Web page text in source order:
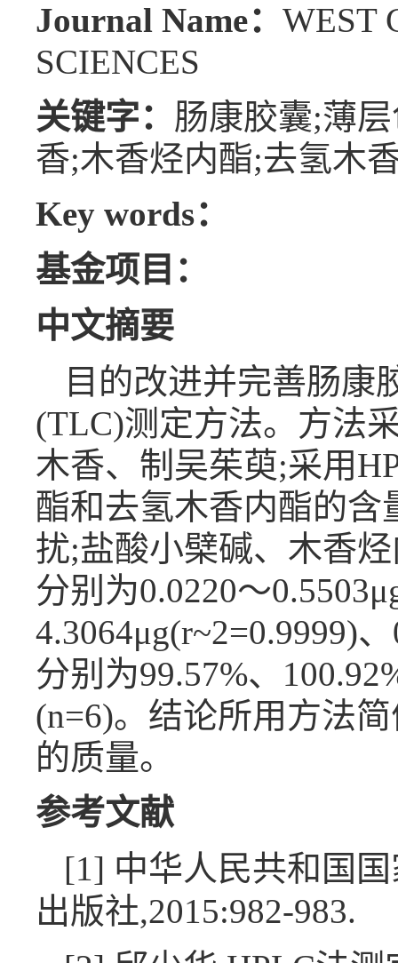
Journal Name： WEST
SCIENCES
关键字： 肠康胶囊;薄
香;木香烃内酯;去氢木
Key words：
基金项目：
中文摘要
目的改进并完善肠康
(TLC)测定方法。方法
木香、制吴茱萸;采用
酯和去氢木香内酯的
扰;盐酸小檗碱、木香
分别为0.0220～
4.3064μg(r~2=0.9999)
分别为99.57%、
(n=6)。结论所用方法
的质量。
参考文献
[1] 中华人民共和国
出版社,2015:982-983.